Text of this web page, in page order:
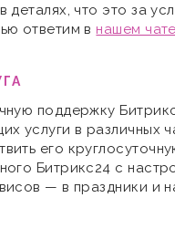
что это за
ответим в нашем чате
поддержку
услуги в различных
его
Битрикс24 с
— в праздники и